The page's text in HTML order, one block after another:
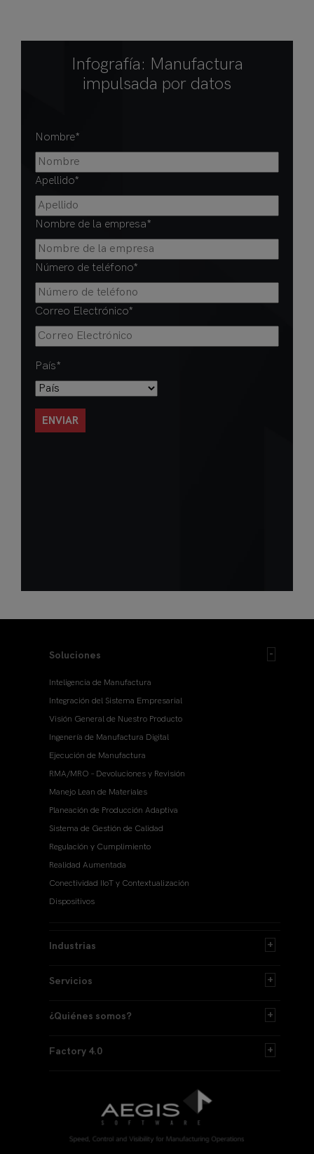
Infografía: Manufactura
impulsada por datos
Nombre*
Apellido*
Nombre de la empresa*
Número de teléfono*
Correo Electrónico*
País*
Soluciones
Inteligencia de Manufactura
Integración del Sistema Empresarial
Visión General de Nuestro Producto
Ingenería de Manufactura Digital
Ejecución de Manufactura
RMA/MRO – Devoluciones y Revisión
Manejo Lean de Materiales
Planeación de Producción Adaptiva
Sistema de Gestión de Calidad
Regulación y Cumplimiento
Realidad Aumentada
Conectividad IIoT y Contextualización
Dispositivos
Industrias
Servicios
¿Quiénes somos?
Factory 4.0